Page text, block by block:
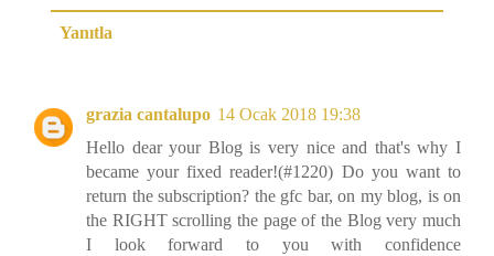
Yanıtla
grazia cantalupo 14 Ocak 2018 19:38
Hello dear your Blog is very nice and that's why I
became your fixed reader!(#1220) Do you want to
return the subscription? the gfc bar, on my blog, is on
the RIGHT scrolling the page of the Blog very much
I look forward to you with confidence